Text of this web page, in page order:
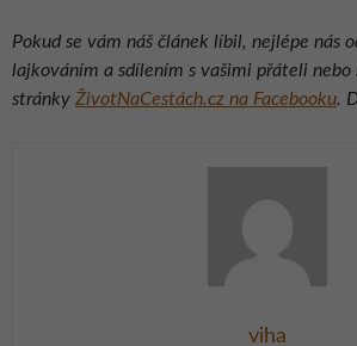
Pokud se vám náš článek líbil, nejlépe nás
lajkováním a sdílením s vašimi přáteli
stránky ŽivotNaCestách.cz na Facebooku.
viha